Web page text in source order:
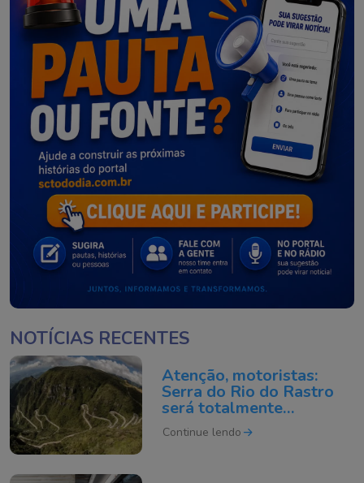
NOTÍCIAS RECENTES
Atenção, motoristas:
Serra do Rio do Rastro
será totalmente
interditada neste sábado
Continue lendo